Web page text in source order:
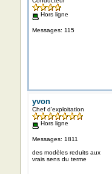
Hors ligne
Messages: 115
yvon
Chef d'exploitation
Hors ligne
Messages: 1811
des modèles reduits aux
vrais sens du terme